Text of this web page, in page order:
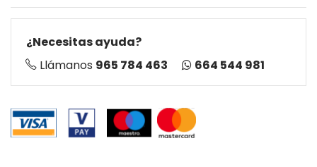
¿Necesitas ayuda?
Llámanos 965 784 463 664 544 981